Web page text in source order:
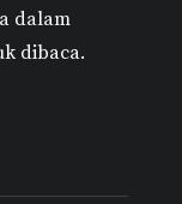
dalam
dibaca.